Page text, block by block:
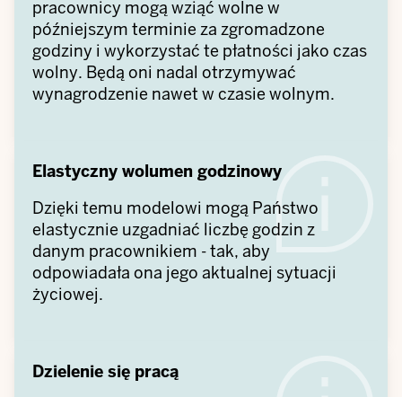
pracownicy mogą wziąć wolne w
późniejszym terminie za zgromadzone
godziny i wykorzystać te płatności jako czas
wolny. Będą oni nadal otrzymywać
wynagrodzenie nawet w czasie wolnym.
Elastyczny wolumen godzinowy
Dzięki temu modelowi mogą Państwo
elastycznie uzgadniać liczbę godzin z
danym pracownikiem - tak, aby
odpowiadała ona jego aktualnej sytuacji
życiowej.
Dzielenie się pracą